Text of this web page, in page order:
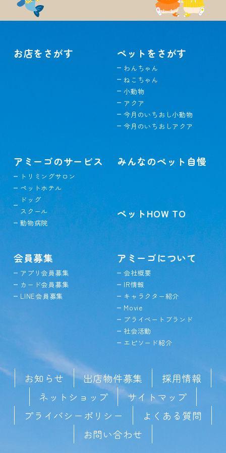
お店をさがす ペットをさがす
わんちゃん
ねこちゃん
小動物
アクア
今月のいちおし小動物
今月のいちおしアクア
アミーゴのサービス
トリミングサロン
ペットホテル
ドッグ
スクール
動物病院
みんなのペット自慢
ペットHOW TO
会員募集
アプリ会員募集
カード会員募集
LINE会員募集
アミーゴについて
会社概要
IR情報
キャラクター紹介
Movie
プライベートブランド
社会活動
エピソード紹介
お知らせ 出店物件募集
採用情報
ネットショップ
サイトマップ
プライバシーポリシー
よくある質問
お問い合わせ